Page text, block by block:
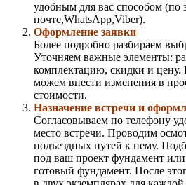
удобным для вас способом (по
почте,WhatsApp,Viber).
Оформление заявки
Более подробно разбираем
Уточняем важные элементы:
комплектацию, скидки и
можем внести изменения в
стоимости.
Назначение встречи и
Согласовываем по телефону
место встречи. Проводим
подъездных путей к нему.
под ваш проект фундамент
готовый фундамент. После